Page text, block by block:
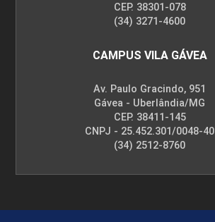
CEP. 38301-078
(34) 3271-4600
CAMPUS VILA GÁVEA
Av. Paulo Gracindo, 951
Gávea - Uberlândia/MG
CEP. 38411-145
CNPJ - 25.452.301/0048-40
(34) 2512-8760